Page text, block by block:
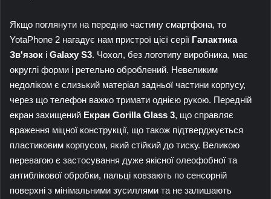
Якщо поглянути на передню частину смартфона, то
YotaPhone 2 нагадує нам пристрої цієї серії Галактика
Зв'язок і Galaxy S3. Чохол, без логотипу виробника, має
округлі форми і ретельно оброблений. Невеликим
недоліком є ​​слизький матеріал задньої частини корпусу,
через що телефон важко тримати однією рукою. Передній
екран захищений Екран Gorilla Glass 3, що справляє
враження міцної конструкції, що також підтверджується
пластиковим корпусом, який стійкий до тиску. Великою
перевагою є застосування дуже якісної олеофобної та
антиблікової обробки, пальці ковзають по сенсорній
поверхні з мінімальними зусиллями та не залишають